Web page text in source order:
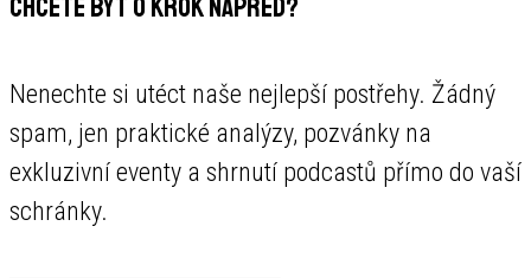
CHCETE BÝT O KROK NAPŘED?
Nenechte si utéct naše nejlepší postřehy. Žádný
spam, jen praktické analýzy, pozvánky na
exkluzivní eventy a shrnutí podcastů přímo do vaší
schránky.